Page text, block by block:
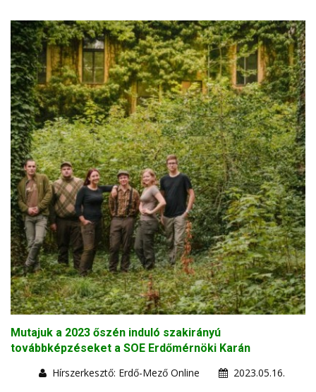
Mutajuk a 2023 őszén induló szakirányú
továbbképzéseket a SOE Erdőmérnöki Karán
Hírszerkesztő: Erdő-Mező Online
2023.05.16.